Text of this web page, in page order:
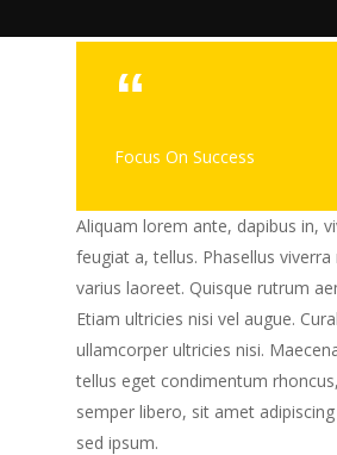
Focus On Success
Aliquam lorem ante, dapibus in,
feugiat a, tellus. Phasellus
varius laoreet. Quisque rutrum
Etiam ultricies nisi vel augue.
ullamcorper ultricies nisi.
tellus eget condimentum
semper libero, sit amet
sed ipsum.